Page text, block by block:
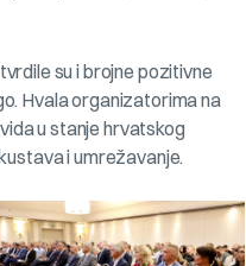
su i brojne pozitivne
Hvala organizatorima na
u stanje hrvatskog
i umrežavanje.